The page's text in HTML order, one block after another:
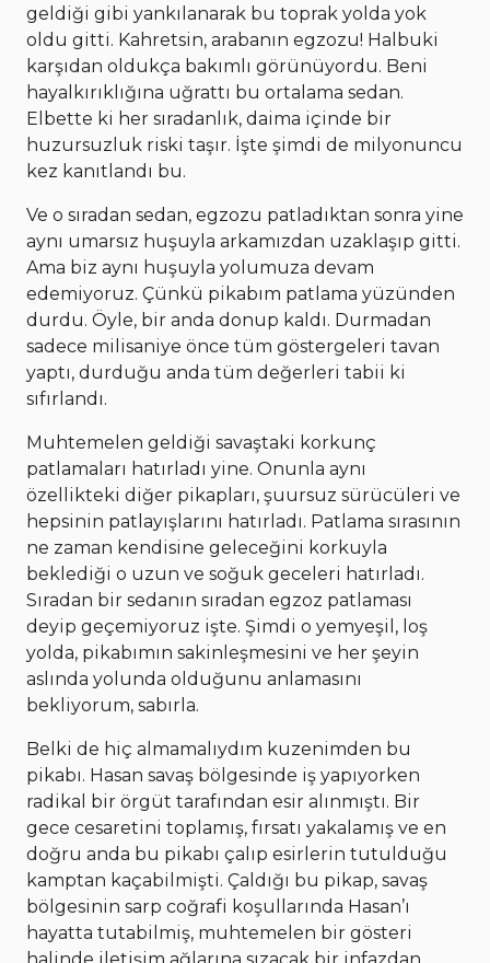
geldiği gibi yankılanarak bu toprak yolda yok
oldu gitti. Kahretsin, arabanın egzozu! Halbuki
karşıdan oldukça bakımlı görünüyordu. Beni
hayalkırıklığına uğrattı bu ortalama sedan.
Elbette ki her sıradanlık, daima içinde bir
huzursuzluk riski taşır. İşte şimdi de milyonuncu
kez kanıtlandı bu.
Ve o sıradan sedan, egzozu patladıktan sonra yine
aynı umarsız huşuyla arkamızdan uzaklaşıp gitti.
Ama biz aynı huşuyla yolumuza devam
edemiyoruz. Çünkü pikabım patlama yüzünden
durdu. Öyle, bir anda donup kaldı. Durmadan
sadece milisaniye önce tüm göstergeleri tavan
yaptı, durduğu anda tüm değerleri tabii ki
sıfırlandı.
Muhtemelen geldiği savaştaki korkunç
patlamaları hatırladı yine. Onunla aynı
özellikteki diğer pikapları, şuursuz sürücüleri ve
hepsinin patlayışlarını hatırladı. Patlama sırasının
ne zaman kendisine geleceğini korkuyla
beklediği o uzun ve soğuk geceleri hatırladı.
Sıradan bir sedanın sıradan egzoz patlaması
deyip geçemiyoruz işte. Şimdi o yemyeşil, loş
yolda, pikabımın sakinleşmesini ve her şeyin
aslında yolunda olduğunu anlamasını
bekliyorum, sabırla.
Belki de hiç almamalıydım kuzenimden bu
pikabı. Hasan savaş bölgesinde iş yapıyorken
radikal bir örgüt tarafından esir alınmıştı. Bir
gece cesaretini toplamış, fırsatı yakalamış ve en
doğru anda bu pikabı çalıp esirlerin tutulduğu
kamptan kaçabilmişti. Çaldığı bu pikap, savaş
bölgesinin sarp coğrafi koşullarında Hasan’ı
hayatta tutabilmiş, muhtemelen bir gösteri